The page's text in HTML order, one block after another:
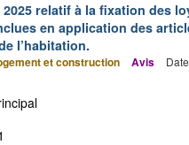
relatif à la fixation des
en application des
l’habitation.
et construction Avis